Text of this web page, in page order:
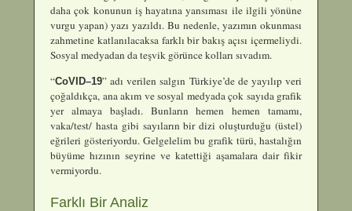
daha çok konunun iş hayatına yansıması ile ilgili yönüne
vurgu yapan) yazı yazıldı. Bu nedenle, yazımın okunması
zahmetine katlanılacaksa farklı bir bakış açısı içermeliydi.
Sosyal medyadan da teşvik görünce kolları sıvadım.
“CoVID–19” adı verilen salgın Türkiye’de de yayılıp veri
çoğaldıkça, ana akım ve sosyal medyada çok sayıda grafik
yer almaya başladı. Bunların hemen hemen tamamı,
vaka/test/ hasta gibi sayıların bir dizi oluşturduğu (üstel)
eğrileri gösteriyordu. Gelgelelim bu grafik türü, hastalığın
büyüme hızının seyrine ve katettiği aşamalara dair fikir
vermiyordu.
Farklı Bir Analiz